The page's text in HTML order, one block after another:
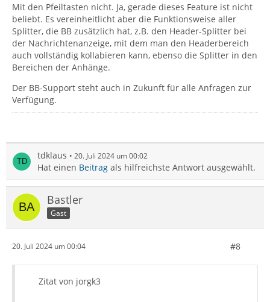
Mit den Pfeiltasten nicht. Ja, gerade dieses Feature ist nicht
beliebt. Es vereinheitlicht aber die Funktionsweise aller
Splitter, die BB zusätzlich hat, z.B. den Header-Splitter bei
der Nachrichtenanzeige, mit dem man den Headerbereich
auch vollständig kollabieren kann, ebenso die Splitter in den
Bereichen der Anhänge.
Der BB-Support steht auch in Zukunft für alle Anfragen zur
Verfügung.
tdklaus 20. Juli 2024 um 00:02
Hat einen Beitrag als hilfreichste Antwort ausgewählt.
Bastler
Gast
20. Juli 2024 um 00:04 #8
Zitat von jorgk3